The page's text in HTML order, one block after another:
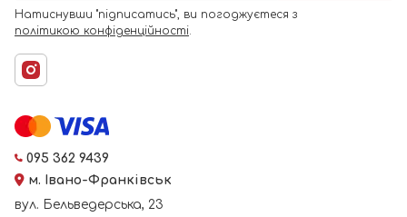
Натиснувши "підписатись", ви погоджуєтеся з
політикою конфіденційності.
095 362 9439
м. Івано-Франківськ
вул. Бельведерська, 23